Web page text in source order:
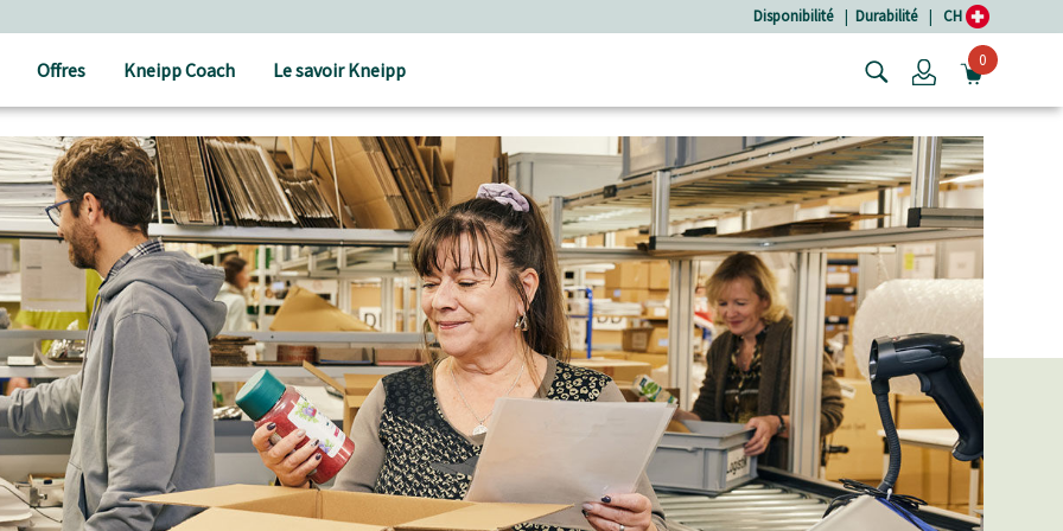
Disponibilité | Durabilité | CH
Offres Kneipp Coach Le savoir Kneipp Login0